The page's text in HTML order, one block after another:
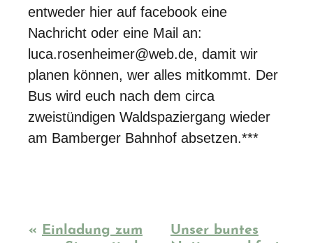
entweder hier auf facebook eine
Nachricht oder eine Mail an:
luca.rosenheimer@web.de, damit wir
planen können, wer alles mitkommt. Der
Bus wird euch nach dem circa
zweistündigen Waldspaziergang wieder
am Bamberger Bahnhof absetzen.***
« Einladung zum
Unser buntes